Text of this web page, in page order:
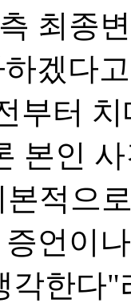
최종
겠다
부터
본인
적으
언이
각한다"